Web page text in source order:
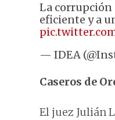
La corrupción
eficiente y a
— IDEA
Caseros de
El juez Julián